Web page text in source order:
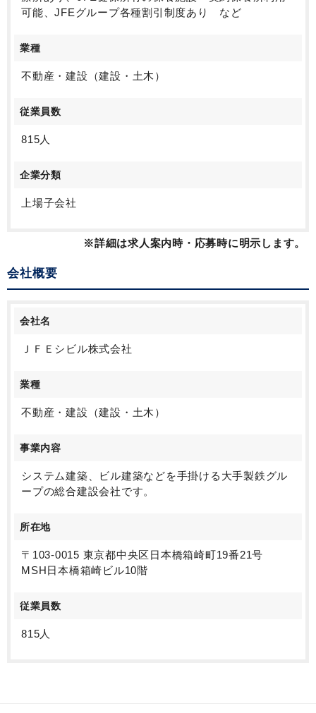
可能、JFEグループ各種割引制度あり など
業種
不動産・建設（建設・土木）
従業員数
815人
企業分類
上場子会社
※詳細は求人案内時・応募時に明示します。
会社概要
会社名
ＪＦＥシビル株式会社
業種
不動産・建設（建設・土木）
事業内容
システム建築、ビル建築などを手掛ける大手製鉄グル
ープの総合建設会社です。
所在地
〒103-0015 東京都中央区日本橋箱崎町19番21号
MSH日本橋箱崎ビル10階
従業員数
815人